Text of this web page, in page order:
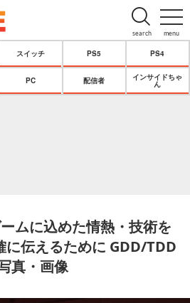
menu
search
スイッチ PS5 PS4
PC 配信者
インサイドちゃ
ん
ームに込めた情熱・技術を
に伝えるために GDD/TDD
真・画像